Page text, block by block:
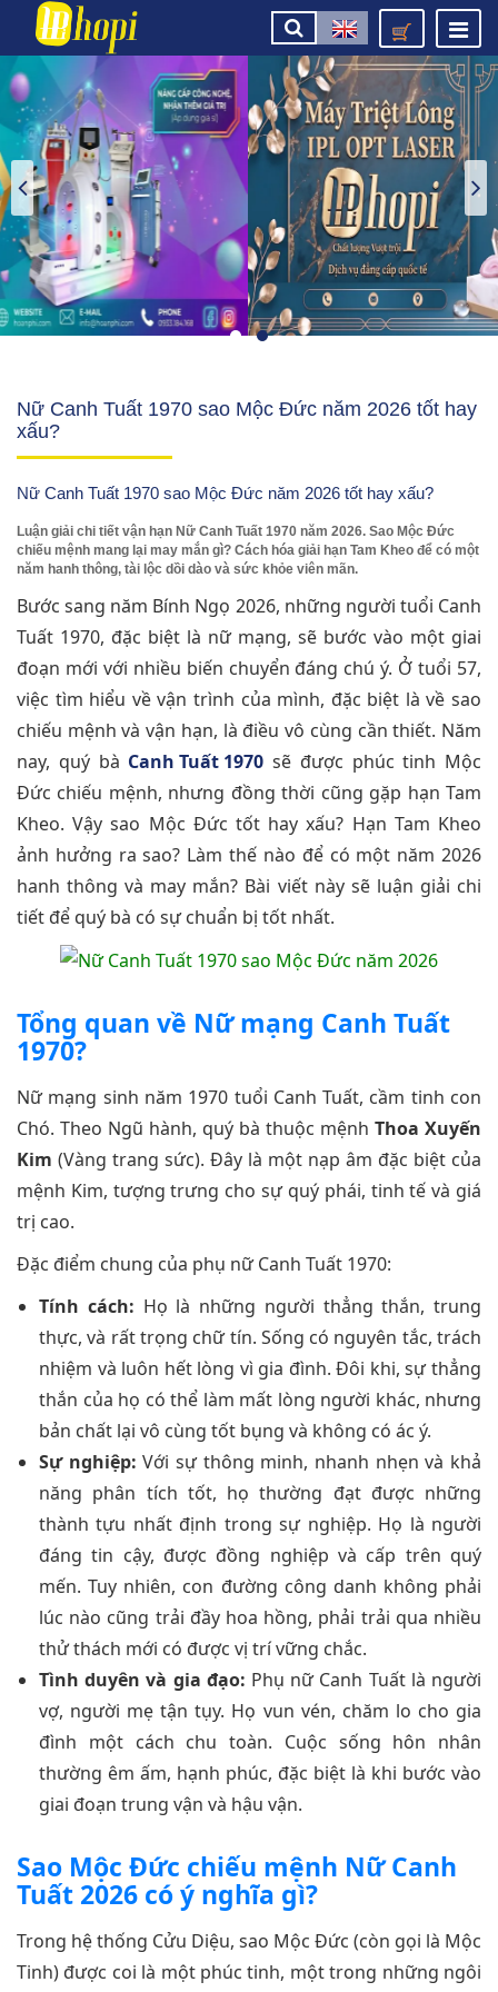
Nữ Canh Tuất 1970 sao Mộc Đức năm 2026 tốt hay
xấu?
Nữ Canh Tuất 1970 sao Mộc Đức năm 2026 tốt hay xấu?
Luận giải chi tiết vận hạn Nữ Canh Tuất 1970 năm 2026. Sao Mộc Đức
chiếu mệnh mang lại may mắn gì? Cách hóa giải hạn Tam Kheo để có một
năm hanh thông, tài lộc dồi dào và sức khỏe viên mãn.
Bước sang năm Bính Ngọ 2026, những người tuổi Canh
Tuất 1970, đặc biệt là nữ mạng, sẽ bước vào một giai
đoạn mới với nhiều biến chuyển đáng chú ý. Ở tuổi 57,
việc tìm hiểu về vận trình của mình, đặc biệt là về sao
chiếu mệnh và vận hạn, là điều vô cùng cần thiết. Năm
nay, quý bà Canh Tuất 1970 sẽ được phúc tinh Mộc
Đức chiếu mệnh, nhưng đồng thời cũng gặp hạn Tam
Kheo. Vậy sao Mộc Đức tốt hay xấu? Hạn Tam Kheo
ảnh hưởng ra sao? Làm thế nào để có một năm 2026
hanh thông và may mắn? Bài viết này sẽ luận giải chi
tiết để quý bà có sự chuẩn bị tốt nhất.
Tổng quan về Nữ mạng Canh Tuất
1970?
Nữ mạng sinh năm 1970 tuổi Canh Tuất, cầm tinh con
Chó. Theo Ngũ hành, quý bà thuộc mệnh Thoa Xuyến
Kim (Vàng trang sức). Đây là một nạp âm đặc biệt của
mệnh Kim, tượng trưng cho sự quý phái, tinh tế và giá
trị cao.
Đặc điểm chung của phụ nữ Canh Tuất 1970:
Tính cách: Họ là những người thẳng thắn, trung
thực, và rất trọng chữ tín. Sống có nguyên tắc, trách
nhiệm và luôn hết lòng vì gia đình. Đôi khi, sự thẳng
thắn của họ có thể làm mất lòng người khác, nhưng
bản chất lại vô cùng tốt bụng và không có ác ý.
Sự nghiệp: Với sự thông minh, nhanh nhẹn và khả
năng phân tích tốt, họ thường đạt được những
thành tựu nhất định trong sự nghiệp. Họ là người
đáng tin cậy, được đồng nghiệp và cấp trên quý
mến. Tuy nhiên, con đường công danh không phải
lúc nào cũng trải đầy hoa hồng, phải trải qua nhiều
thử thách mới có được vị trí vững chắc.
Tình duyên và gia đạo: Phụ nữ Canh Tuất là người
vợ, người mẹ tận tụy. Họ vun vén, chăm lo cho gia
đình một cách chu toàn. Cuộc sống hôn nhân
thường êm ấm, hạnh phúc, đặc biệt là khi bước vào
giai đoạn trung vận và hậu vận.
Sao Mộc Đức chiếu mệnh Nữ Canh
Tuất 2026 có ý nghĩa gì?
Trong hệ thống Cửu Diệu, sao Mộc Đức (còn gọi là Mộc
Tinh) được coi là một phúc tinh, một trong những ngôi